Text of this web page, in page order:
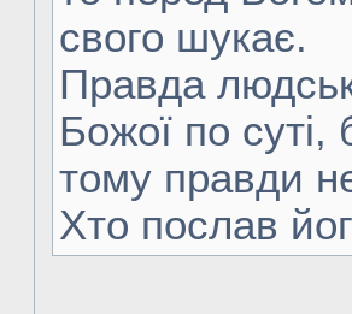
свого шукає.
Правда
Божої по
тому правди
Хто послав